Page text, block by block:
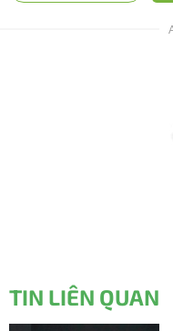
TIN LIÊN QUAN